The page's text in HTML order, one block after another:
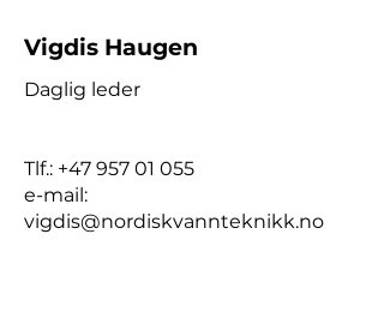
Vigdis Haugen
Daglig leder
Tlf.: +47 957 01 055
e-mail:
vigdis@nordiskvannteknikk.no